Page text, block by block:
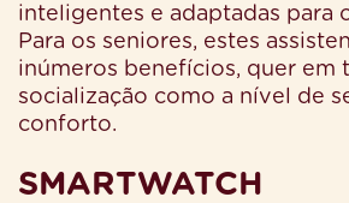
inteligentes e adaptadas para
Para os seniores, estes
inúmeros benefícios, quer em
socialização como a nível de
conforto.
SMARTWATCH